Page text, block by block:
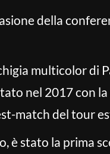
della
multicolor di
nel 2017 con
match del tour
è stato la prima